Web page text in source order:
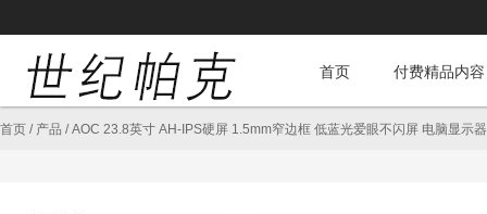
首页 付费精品内容
首页 / 产品 /AOC 23.8英寸 AH-IPS硬屏 1.5mm窄边框 低蓝光爱眼不闪屏 电脑显示